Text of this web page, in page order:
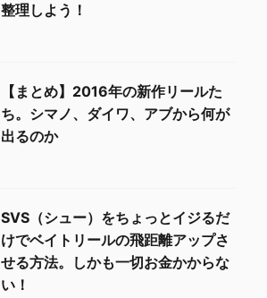
整理しよう！
【まとめ】2016年の新作リールた
ち。シマノ、ダイワ、アブから何が
出るのか
SVS（シュー）をちょっとイジるだ
けでベイトリールの飛距離アップさ
せる方法。しかも一切お金かからな
い！